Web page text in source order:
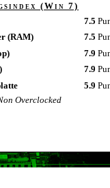
(Win 7)
7.5
(RAM)
7.5
7.9
7.9
5.9
Overclocked